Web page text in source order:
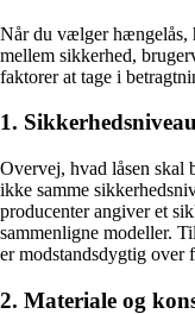
Når du vælger hængelås,
mellem sikkerhed,
faktorer at tage i
1.
Overvej, hvad låsen skal
ikke samme
producenter angiver et
sammenligne modeller.
er modstandsdygtig over
2. Materiale og